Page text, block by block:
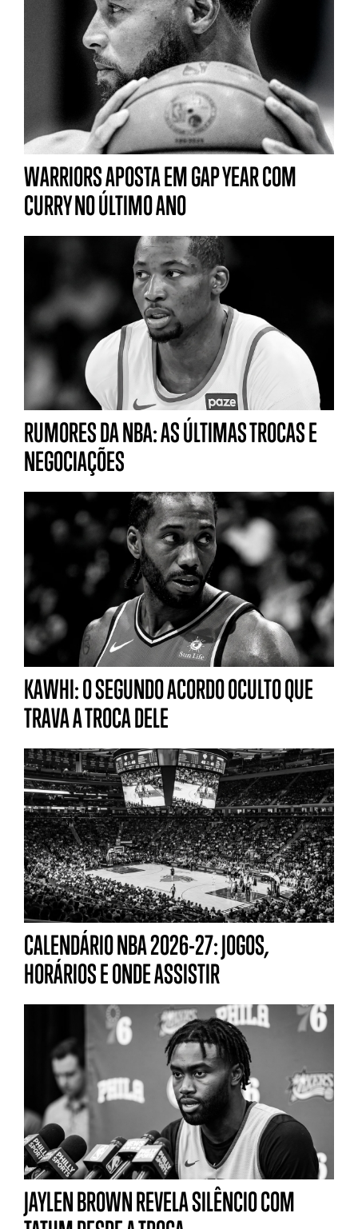
WARRIORS APOSTA EM GAP YEAR COM
CURRY NO ÚLTIMO ANO
RUMORES DA NBA: AS ÚLTIMAS TROCAS E
NEGOCIAÇÕES
KAWHI: O SEGUNDO ACORDO OCULTO QUE
TRAVA A TROCA DELE
CALENDÁRIO NBA 2026-27: JOGOS,
HORÁRIOS E ONDE ASSISTIR
JAYLEN BROWN REVELA SILÊNCIO COM